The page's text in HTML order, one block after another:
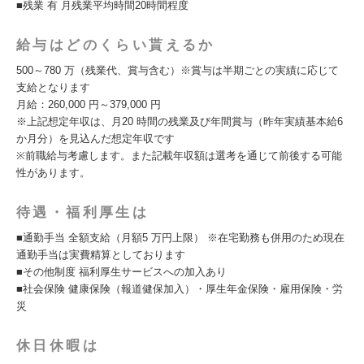
■残業 有 月残業平均時間20時間程度
給与はどのくらい貰えるか
500～780 万（残業代、賞与含む）※賞与は半期ごとの実績に応じて
支給となります
月給：260,000 円～379,000 円
※上記想定年収は、⽉20 時間の残業及び年間賞与（昨年実績基本給6
か⽉分）を⾒込んだ想定年収です
※前職給与考慮します。また記載年収額は選考を通じて前後する可能
性があります。
待遇・福利厚生は
■通勤⼿当 全額⽀給（⽉額5 万円上限） ※在宅勤務も併⽤のため現在
通勤⼿当は実費精算としております
■その他制度 福利厚⽣サービスへの加⼊あり
■社会保険 健康保険（報道健保加⼊）・厚⽣年⾦保険・雇⽤保険・労
災
休日休暇は